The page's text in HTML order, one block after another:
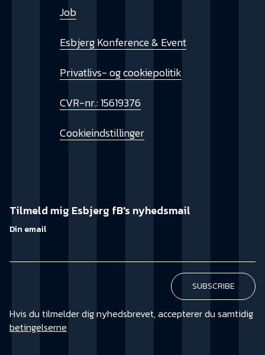
Job
Esbjerg Konference & Event
Privatlivs- og cookiepolitik
CVR-nr.: 15619376
Cookieindstillinger
Tilmeld mig Esbjerg fB's nyhedsmail
Din email
Hvis du tilmelder dig nyhedsbrevet, accepterer du samtidig
betingelserne